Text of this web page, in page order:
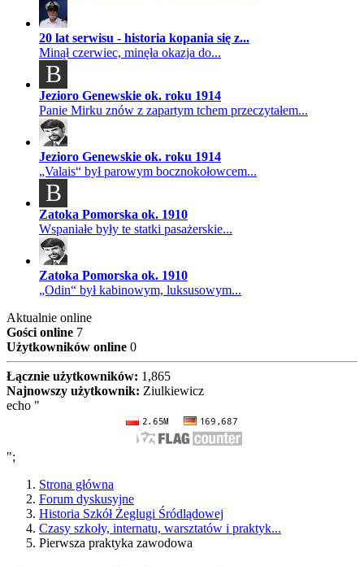
20 lat serwisu - historia kopania się z...
Minął czerwiec, minęła okazja do...
B
Jezioro Genewskie ok. roku 1914
Panie Mirku znów z zapartym tchem przeczytałem...
Jezioro Genewskie ok. roku 1914
„Valais“ był parowym bocznokołowcem...
B
Zatoka Pomorska ok. 1910
Wspaniałe były te statki pasażerskie...
Zatoka Pomorska ok. 1910
„Odin“ był kabinowym, luksusowym...
Aktualnie online
Gości online 7
Użytkowników online 0
Łącznie użytkowników: 1,865
Najnowszy użytkownik: Ziulkiewicz
echo "
";
Strona główna
Forum dyskusyjne
Historia Szkół Żeglugi Śródlądowej
Czasy szkoły, internatu, warsztatów i praktyk...
Pierwsza praktyka zawodowa